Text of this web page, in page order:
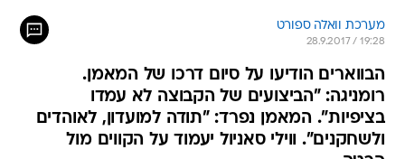
מערכת וואלה ספורט
28.9.2017 / 19:28
הבווארים הודיעו על סיום דרכו של המאמן.
רומניגה: "הביצועים של הקבוצה לא עמדו
בציפיות". המאמן נפרד: "תודה למועדון, לאוהדים
ולשחקנים". ווילי סאניול יעמוד על הקווים מול